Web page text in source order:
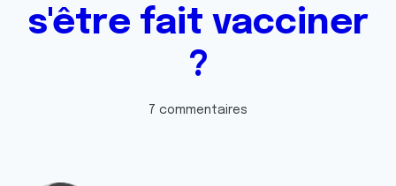
s'être fait vacciner
?
7 commentaires